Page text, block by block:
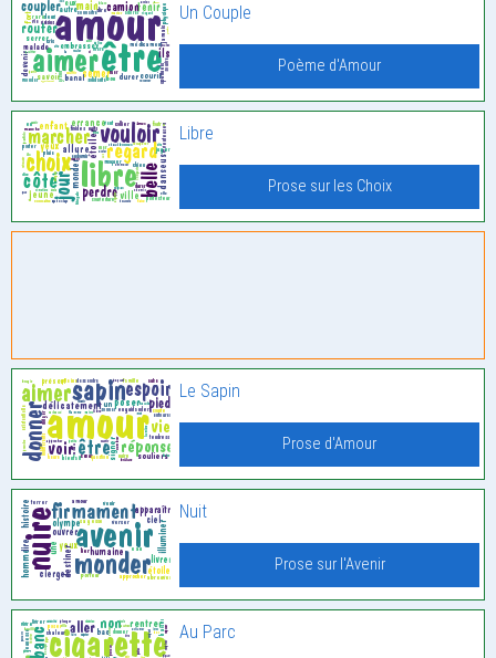
Un Couple
Poème d'Amour
Libre
Prose sur les Choix
Le Sapin
Prose d'Amour
Nuit
Prose sur l'Avenir
Au Parc